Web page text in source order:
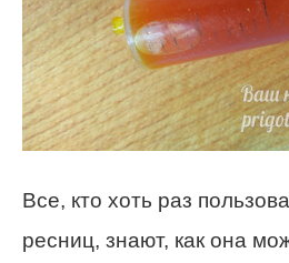
Все, кто хоть раз
ресниц, знают, как она